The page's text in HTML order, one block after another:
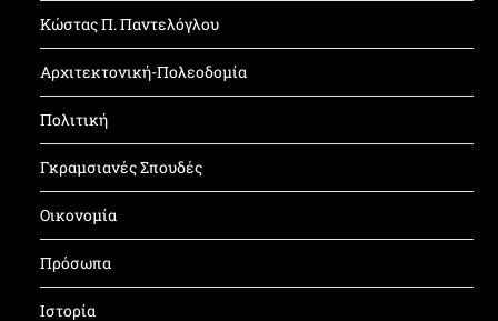
Κώστας Π. Παντελόγλου
Αρχιτεκτονική-Πολεοδομία
Πολιτική
Γκραμσιανές Σπουδές
Οικονομία
Πρόσωπα
Ιστορία